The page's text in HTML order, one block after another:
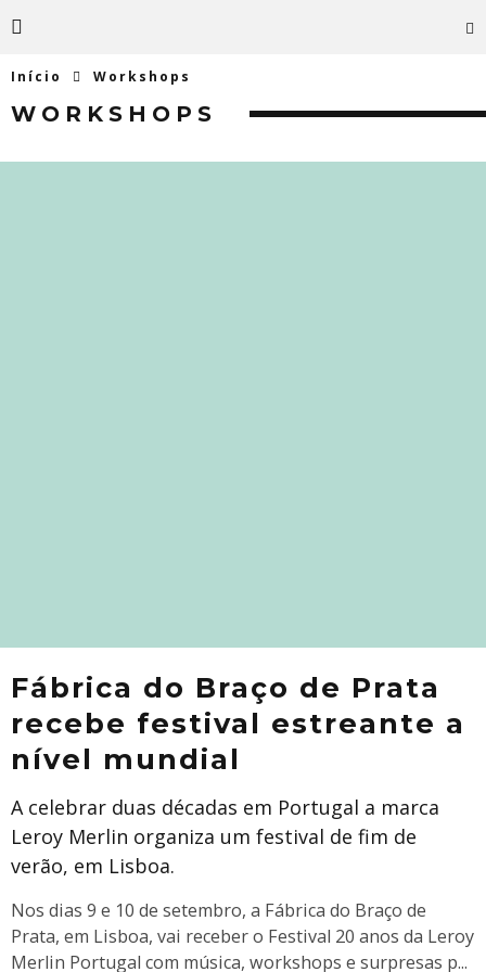
Início Workshops
WORKSHOPS
Fábrica do Braço de Prata
recebe festival estreante a
nível mundial
A celebrar duas décadas em Portugal a marca
Leroy Merlin organiza um festival de fim de
verão, em Lisboa.
Nos dias 9 e 10 de setembro, a Fábrica do Braço de
Prata, em Lisboa, vai receber o Festival 20 anos da Leroy
Merlin Portugal com música, workshops e surpresas p...